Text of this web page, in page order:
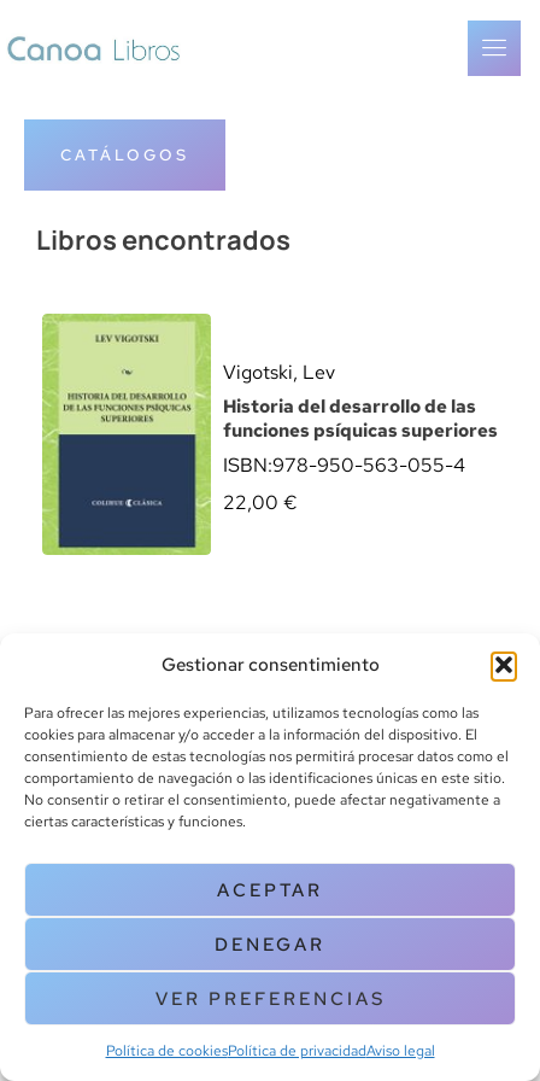
Gestionar consentimiento
Para ofrecer las mejores experiencias, utilizamos tecnologías como las
cookies para almacenar y/o acceder a la información del dispositivo. El
consentimiento de estas tecnologías nos permitirá procesar datos como el
comportamiento de navegación o las identificaciones únicas en este sitio.
No consentir o retirar el consentimiento, puede afectar negativamente a
ciertas características y funciones.
ACEPTAR
DENEGAR
VER PREFERENCIAS
Política de cookiesPolítica de privacidadAviso legal
CATÁLOGOS
Libros encontrados
Vigotski, Lev
Historia del desarrollo de las
funciones psíquicas superiores
ISBN:978-950-563-055-4
22,00 €
info@canoalibros.com
pedidos@canoalibros.com
+34 934 242 391
CONTACTO
Copyright © 2025 Canoa Libros. All Rights Reserved |
cookies
| Aviso legal